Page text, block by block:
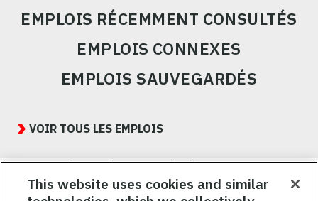
EMPLOIS RÉCEMMENT CONSULTÉS
EMPLOIS CONNEXES
EMPLOIS SAUVEGARDÉS
JobsVOIR TOUS LES EMPLOIS
Nous visons à attirer, à mobiliser et à fidéliser une main-d’œuvre
hautement performante et diversifiée. De plus, nous croyons
qu’une culture d’inclusion amusante et décontractée aide nos
This website uses cookies and similar